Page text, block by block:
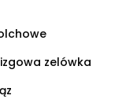
zelówka